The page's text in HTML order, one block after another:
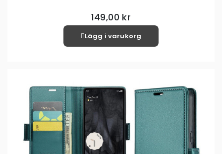
149,00 kr
Lägg i varukorg